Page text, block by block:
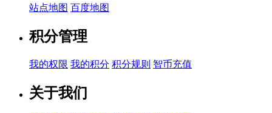
站点地图 百度地图
积分管理
我的权限 我的积分 积分规则 智币充值
关于我们